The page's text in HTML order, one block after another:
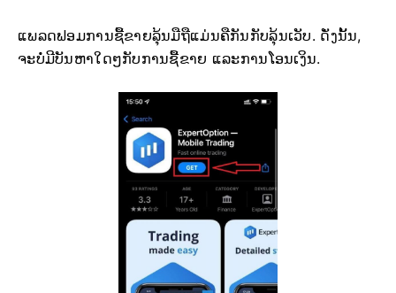
ແພລດຟອມການຊື້ຂາຍລຸ້ນມືຖືແມ່ນຄືກັນກັບລຸ້ນເວັບ. ດັ່ງນັ້ນ,
ຈະບໍ່ມີບັນຫາໃດໆກັບການຊື້ຂາຍ ແລະການໂອນເງິນ.